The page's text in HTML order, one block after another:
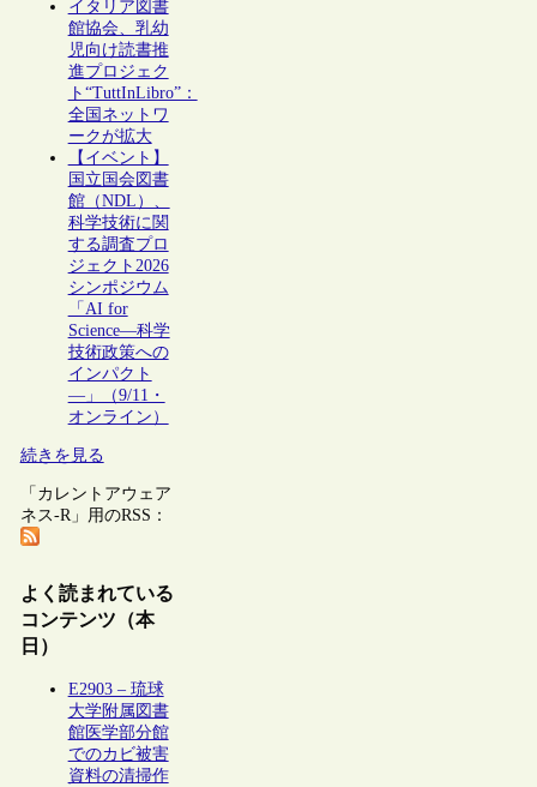
イタリア図書
館協会、乳幼
児向け読書推
進プロジェク
ト“TuttInLibro”：
全国ネットワ
ークが拡大
【イベント】
国立国会図書
館（NDL）、
科学技術に関
する調査プロ
ジェクト2026
シンポジウム
「AI for
Science―科学
技術政策への
インパクト
―」（9/11・
オンライン）
続きを見る
「カレントアウェア
ネス-R」用のRSS：
よく読まれている
コンテンツ（本
日）
E2903 – 琉球
大学附属図書
館医学部分館
でのカビ被害
資料の清掃作